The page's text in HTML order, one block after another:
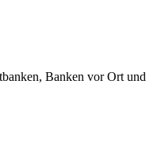
Banken vor Ort und